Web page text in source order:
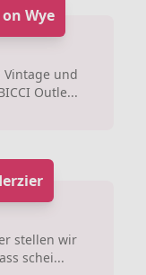
Wye
Vintage und
Outle...
stellen wir
schei...